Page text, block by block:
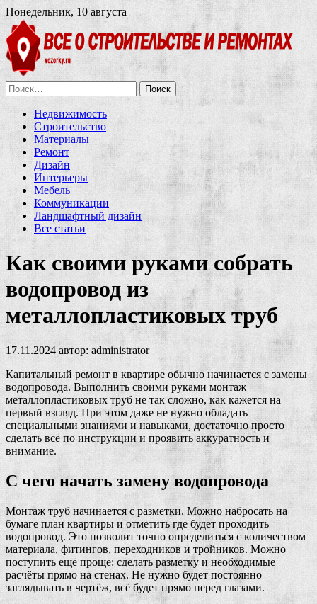
Понедельник, 10 августа
Найти:
Недвижимость
Строительство
Материалы
Ремонт
Дизайн
Интерьеры
Мебель
Коммуникации
Ландшафтный дизайн
Все статьи
Как своими руками собрать
водопровод из
металлопластиковых труб
17.11.2024 автор: administrator
Капитальный ремонт в квартире обычно начинается с замены
водопровода. Выполнить своими руками монтаж
металлопластиковых труб не так сложно, как кажется на
первый взгляд. При этом даже не нужно обладать
специальными знаниями и навыками, достаточно просто
сделать всё по инструкции и проявить аккуратность и
внимание.
С чего начать замену водопровода
Монтаж труб начинается с разметки. Можно набросать на
бумаге план квартиры и отметить где будет проходить
водопровод. Это позволит точно определиться с количеством
материала, фитингов, переходников и тройников. Можно
поступить ещё проще: сделать разметку и необходимые
расчёты прямо на стенах. Не нужно будет постоянно
заглядывать в чертёж, всё будет прямо перед глазами.